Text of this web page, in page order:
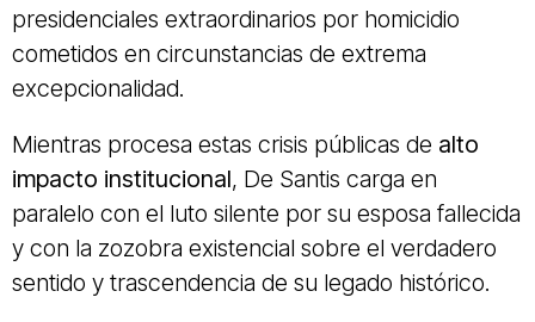
presidenciales extraordinarios por homicidio
cometidos en circunstancias de extrema
excepcionalidad.
Mientras procesa estas crisis públicas de alto
impacto institucional, De Santis carga en
paralelo con el luto silente por su esposa fallecida
y con la zozobra existencial sobre el verdadero
sentido y trascendencia de su legado histórico.